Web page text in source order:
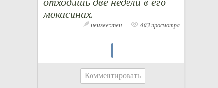
мокасинах.
неизвестен 403 просмотра
Комментировать